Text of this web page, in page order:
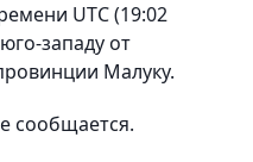
UTC (19:02
западу от
Малуку.
сообщается.